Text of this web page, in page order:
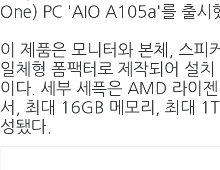
One) PC 'AIO A105a'를 출시
이 제품은 모니터와 본체, 스피
일체형 폼팩터로 제작되어 설
이다. 세부 세픅은 AMD 라이
서, 최대 16GB 메모리, 최대
성됐다.